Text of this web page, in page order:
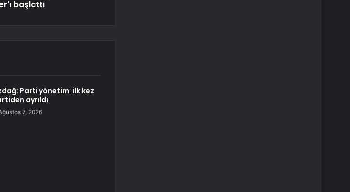
başlattı
Parti yönetimi ilk kez
ayrıldı
7, 2026